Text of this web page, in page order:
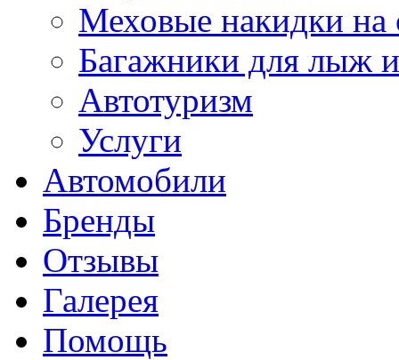
Меховые накидки на
Багажники для лыж
Автотуризм
Услуги
Автомобили
Бренды
Отзывы
Галерея
Помощь